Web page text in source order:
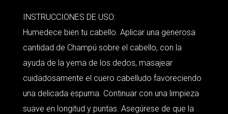
INSTRUCCIONES DE USO:
Humedece bien tu cabello. Aplicar una generosa
cantidad de Champú sobre el cabello, con la
ayuda de la yema de los dedos, masajear
cuidadosamente el cuero cabelludo favoreciendo
una delicada espuma. Continuar con una limpieza
suave en longitud y puntas. Asegúrese de que la